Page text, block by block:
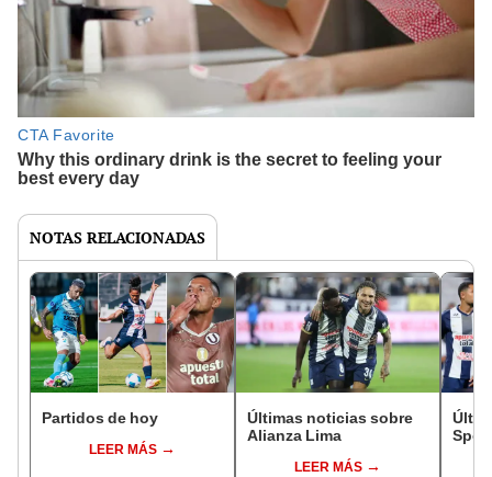
NOTAS RELACIONADAS
Partidos de hoy
LEER MÁS
Últimas noticias sobre
Alianza Lima
LEER MÁS